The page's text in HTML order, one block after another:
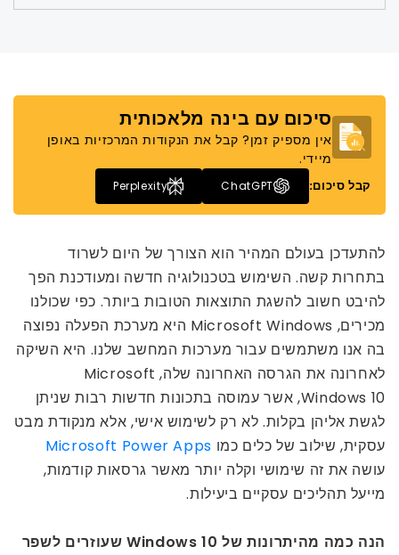
סיכום עם בינה מלאכותית
אין מספיק זמן? קבל את הנקודות המרכזיות באופן
מיידי.
קבל סיכום: ChatGPT
Perplexity
להתעדכן בעולם המהיר הוא הצורך של היום לשרוד
בתחרות קשה. השימוש בטכנולוגיה חדשה ומעודכנת הפך
להיבט חשוב להשגת התוצאות הטובות ביותר. כפי שכולנו
מכירים, Microsoft Windows היא מערכת הפעלה נפוצה
בה אנו משתמשים עבור מערכות המחשב שלנו. היא השיקה
לאחרונה את הגרסה האחרונה שלה, Microsoft
Windows 10, אשר עמוסה בתכונות חדשות רבות שניתן
לגשת אליהן בקלות. לא רק לשימוש אישי, אלא מנקודת מבט
עסקית, שילוב של כלים כמו Microsoft Power Apps
עושה את זה שימושי וקלה יותר מאשר גרסאות קודמות,
מייעל תהליכים עסקיים ביעילות.
הנה כמה מהיתרונות של Windows 10 שעוזרים לשפר